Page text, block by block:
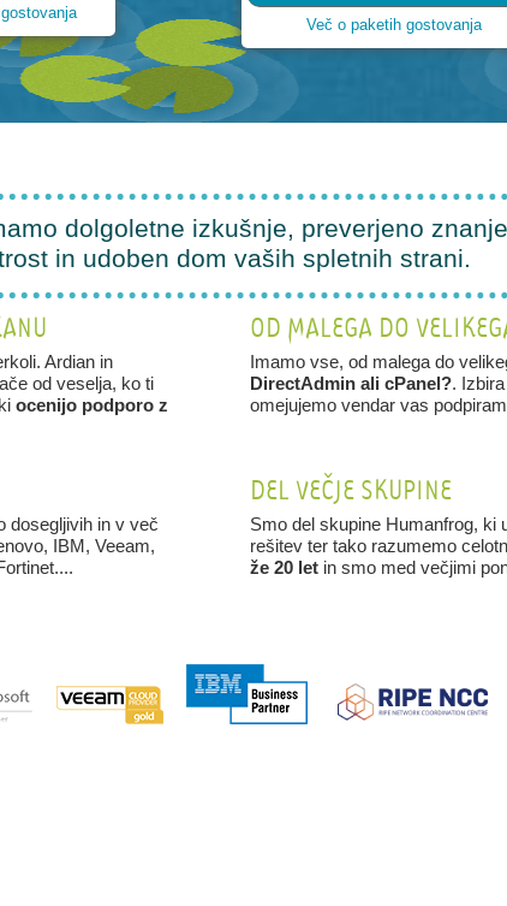
Več o paketih gostovanja
dolgoletne izkušnje, preverjeno
in udoben dom vaših spletnih strani.
Ardian in
od veselja, ko ti
ocenijo podporo z
OD MALEGA DO
Imamo vse, od malega do
DirectAdmin ali cPanel?.
omejujemo vendar vas
dosegljivih in v več
IBM, Veeam,
DEL VEČJE SKUPINE
Smo del skupine Humanfrog, ki
rešitev ter tako razumemo
že 20 let in smo med večjimi